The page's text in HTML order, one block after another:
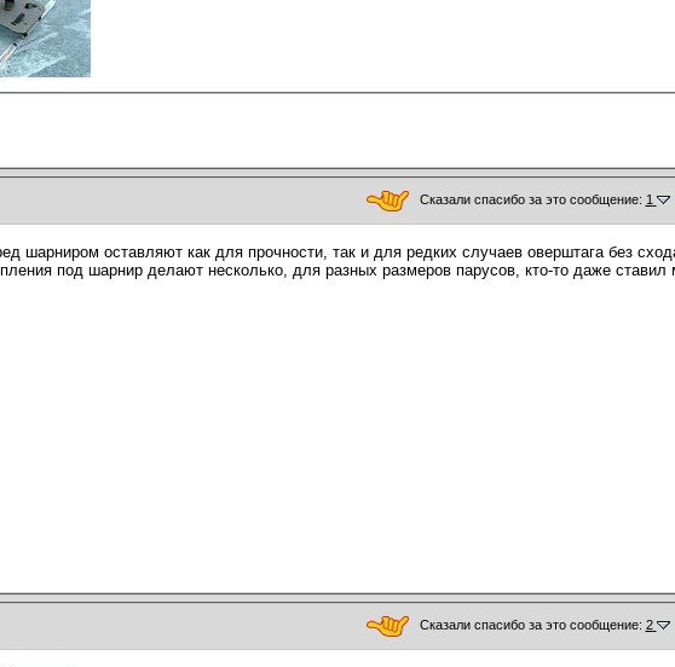
Сказали спасибо за это сообщение: 1
шарниром оставляют как для прочности, так и для редких случаев оверштага без
под шарнир делают несколько, для разных размеров парусов, кто-то даже ставил
Сказали спасибо за это сообщение: 2